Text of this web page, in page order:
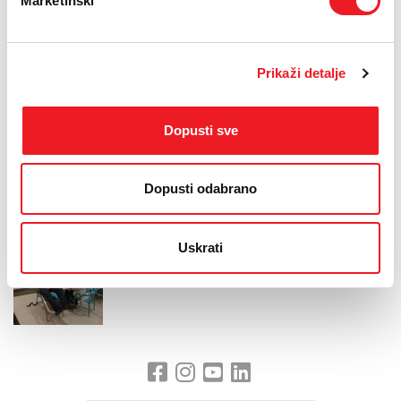
Prikaži detalje
Dopusti sve
Dopusti odabrano
Uskrati
Dr. Ana Kvesić posebnu je pozornost skrenula na činjenicu
prometnih nesreća i ostalih, da velike tvrtke, poput HT
ERONET-a organiziraju ovakve akcije. Zahvalila je u ime
cijeloga odjela svim djelatnicima HT ERONET-a, ali i ostalim